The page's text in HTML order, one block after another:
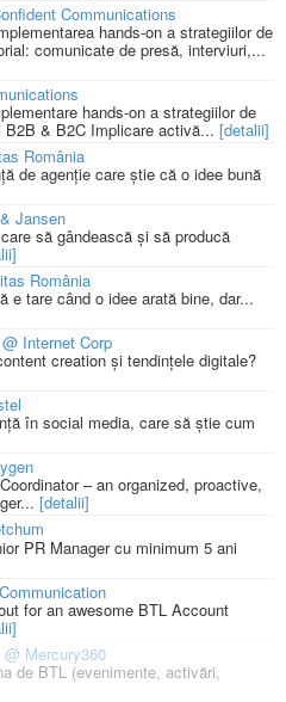
Communications
hands-on a strategiilor de
comunicate de presă, interviuri,...
hands-on a strategiilor de
& B2C Implicare activă... [detalii]
România
de agenție care știe că o idee bună
Jansen
să gândească și să producă
România
e tare când o idee arată bine, dar...
Internet Corp
creation și tendințele digitale?
în social media, care să știe cum
– an organized, proactive,
[detalii]
PR Manager cu minimum 5 ani
for an awesome BTL Account
Mercury360
de BTL (evenimente, activări,